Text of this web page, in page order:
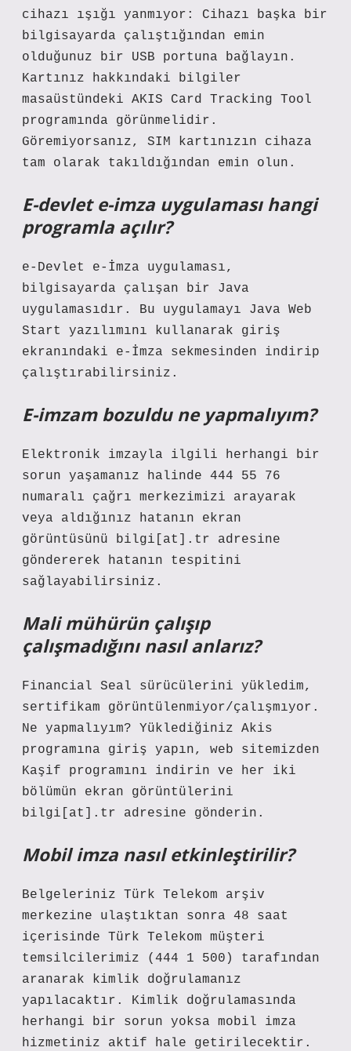
cihazı ışığı yanmıyor: Cihazı başka bir
bilgisayarda çalıştığından emin
olduğunuz bir USB portuna bağlayın.
Kartınız hakkındaki bilgiler
masaüstündeki AKIS Card Tracking Tool
programında görünmelidir.
Göremiyorsanız, SIM kartınızın cihaza
tam olarak takıldığından emin olun.
E-devlet e-imza uygulaması hangi
programla açılır?
e-Devlet e-İmza uygulaması,
bilgisayarda çalışan bir Java
uygulamasıdır. Bu uygulamayı Java Web
Start yazılımını kullanarak giriş
ekranındaki e-İmza sekmesinden indirip
çalıştırabilirsiniz.
E-imzam bozuldu ne yapmalıyım?
Elektronik imzayla ilgili herhangi bir
sorun yaşamanız halinde 444 55 76
numaralı çağrı merkezimizi arayarak
veya aldığınız hatanın ekran
görüntüsünü bilgi[at].tr adresine
göndererek hatanın tespitini
sağlayabilirsiniz.
Mali mühürün çalışıp
çalışmadığını nasıl anlarız?
Financial Seal sürücülerini yükledim,
sertifikam görüntülenmiyor/çalışmıyor.
Ne yapmalıyım? Yüklediğiniz Akis
programına giriş yapın, web sitemizden
Kaşif programını indirin ve her iki
bölümün ekran görüntülerini
bilgi[at].tr adresine gönderin.
Mobil imza nasıl etkinleştirilir?
Belgeleriniz Türk Telekom arşiv
merkezine ulaştıktan sonra 48 saat
içerisinde Türk Telekom müşteri
temsilcilerimiz (444 1 500) tarafından
aranarak kimlik doğrulamanız
yapılacaktır. Kimlik doğrulamasında
herhangi bir sorun yoksa mobil imza
hizmetiniz aktif hale getirilecektir.